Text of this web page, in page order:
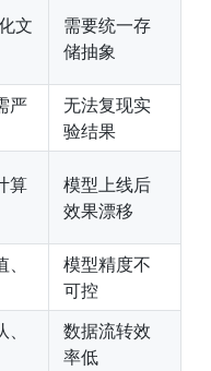
文
需要统一存
储抽象
严
无法复现实
验结果
算
模型上线后
效果漂移
模型精度不
可控
数据流转效
率低